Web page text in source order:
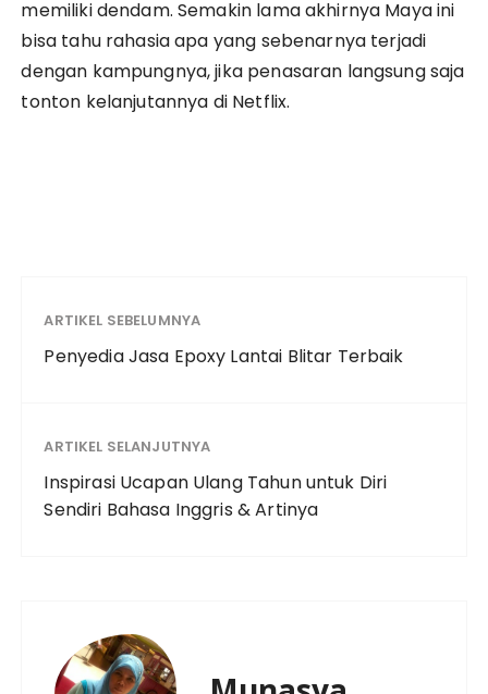
memiliki dendam. Semakin lama akhirnya Maya ini
bisa tahu rahasia apa yang sebenarnya terjadi
dengan kampungnya, jika penasaran langsung saja
tonton kelanjutannya di Netflix.
ARTIKEL SEBELUMNYA
Penyedia Jasa Epoxy Lantai Blitar Terbaik
ARTIKEL SELANJUTNYA
Inspirasi Ucapan Ulang Tahun untuk Diri
Sendiri Bahasa Inggris & Artinya